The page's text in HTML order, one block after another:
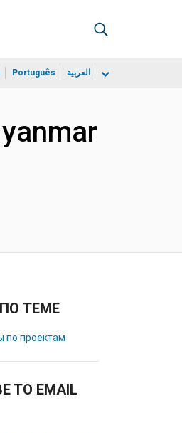
Português العربية
ТЕМЕ
по проектам
TO EMAIL